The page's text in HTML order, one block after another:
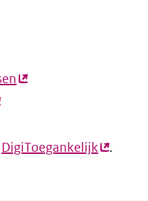
(externe
DigiToegankelijk(externe
.